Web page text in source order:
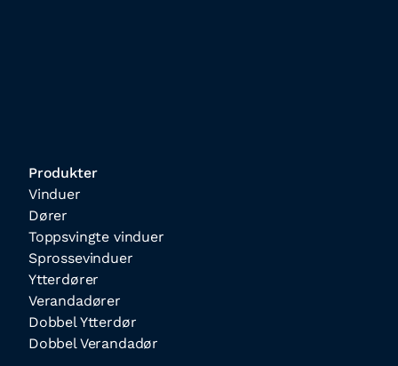
Produkter
Vinduer
Dører
Toppsvingte vinduer
Sprossevinduer
Ytterdører
Verandadører
Dobbel Ytterdør
Dobbel Verandadør